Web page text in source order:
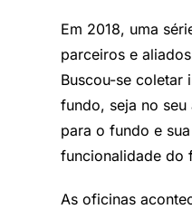
Em 2018, uma
parceiros e
Buscou-se coletar
fundo, seja no
para o fundo e
funcionalidade do
As oficinas